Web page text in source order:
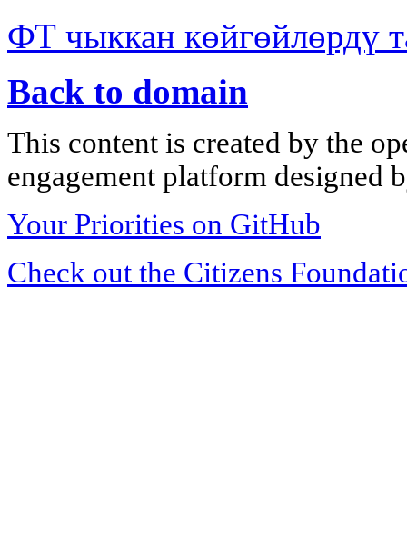
ФТ чыккан көйгөйлөрдү
Back to domain
This content is created by the
engagement platform designed
Your Priorities on GitHub
Check out the Citizens